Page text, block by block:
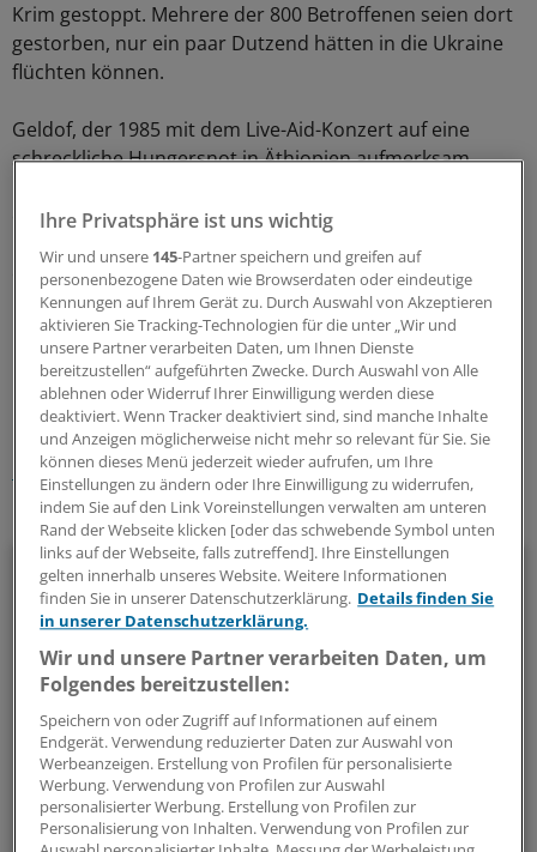
Krim gestoppt. Mehrere der 800 Betroffenen seien dort
gestorben, nur ein paar Dutzend hätten in die Ukraine
flüchten können.
Geldof, der 1985 mit dem Live-Aid-Konzert auf eine
schreckliche Hungersnot in Äthiopien aufmerksam
engagiert, forderte mehr finanzielle Anstrengungen der
reichen Länder. "Wir können ein Ende von Aids
erreichen. Es ist schändlich, wenn dies auf den letzten
Metern nicht finanziert wird."(dpa)
0
Schlagworte:
International AIDS / HIV Suchtkrankheiten
Ihr Newsletter zum Thema
Politik & Debatte
Mit diesem Newsletter blicken Sie hinter das tägliche
Geschehen in der Gesundheitspolitik. Mit Analysen,
Hintergründen und einem Blick auf Themen, die die Agenda
bestimmen.
14-tägig, donnerstags
Zum Abonnieren bitte anmelden
Ihre Privatsphäre ist uns wichtig
Wir und unsere 145-Partner speichern und greifen auf
personenbezogene Daten wie Browserdaten oder eindeutige
Kennungen auf Ihrem Gerät zu. Durch Auswahl von Akzeptieren
aktivieren Sie Tracking-Technologien für die unter „Wir und
unsere Partner verarbeiten Daten, um Ihnen Dienste
bereitzustellen“ aufgeführten Zwecke. Durch Auswahl von Alle
ablehnen oder Widerruf Ihrer Einwilligung werden diese
deaktiviert. Wenn Tracker deaktiviert sind, sind manche Inhalte
und Anzeigen möglicherweise nicht mehr so relevant für Sie. Sie
können dieses Menü jederzeit wieder aufrufen, um Ihre
Einstellungen zu ändern oder Ihre Einwilligung zu widerrufen,
indem Sie auf den Link Voreinstellungen verwalten am unteren
Rand der Webseite klicken [oder das schwebende Symbol unten
links auf der Webseite, falls zutreffend]. Ihre Einstellungen
gelten innerhalb unseres Website. Weitere Informationen
finden Sie in unserer Datenschutzerklärung. Details finden Sie
in unserer Datenschutzerklärung.
Wir und unsere Partner verarbeiten Daten, um
Folgendes bereitzustellen:
Speichern von oder Zugriff auf Informationen auf einem
Endgerät. Verwendung reduzierter Daten zur Auswahl von
Werbeanzeigen. Erstellung von Profilen für personalisierte
Werbung. Verwendung von Profilen zur Auswahl
personalisierter Werbung. Erstellung von Profilen zur
Personalisierung von Inhalten. Verwendung von Profilen zur